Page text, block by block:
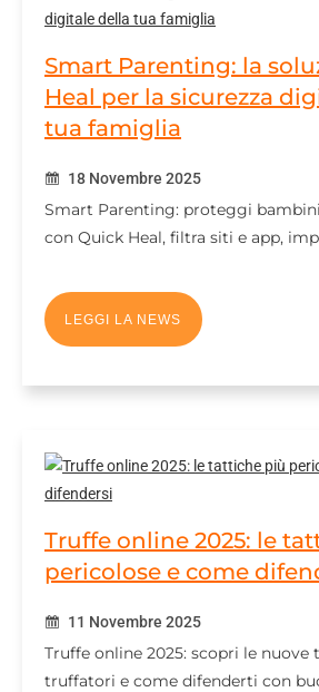
Smart Parenting: la
Heal per la sicurezza
tua famiglia
18 Novembre 2025
Smart Parenting: proteggi
con Quick Heal, filtra siti e app,
LEGGI LA NEWS
Truffe online 2025: le
pericolose e come
11 Novembre 2025
Truffe online 2025: scopri le nuove
truffatori e come difenderti con